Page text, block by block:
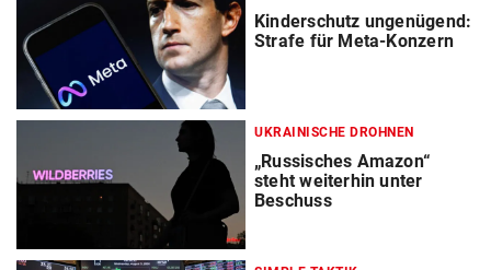
Kinderschutz ungenügend:
Strafe für Meta-Konzern
UKRAINISCHE DROHNEN
„Russisches Amazon“
steht weiterhin unter
Beschuss